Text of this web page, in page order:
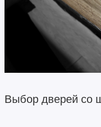
Выбор дверей со